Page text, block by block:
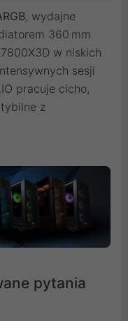
, wydajne
360 mm
w niskich
sesji
pracuje cicho,
z
pytania